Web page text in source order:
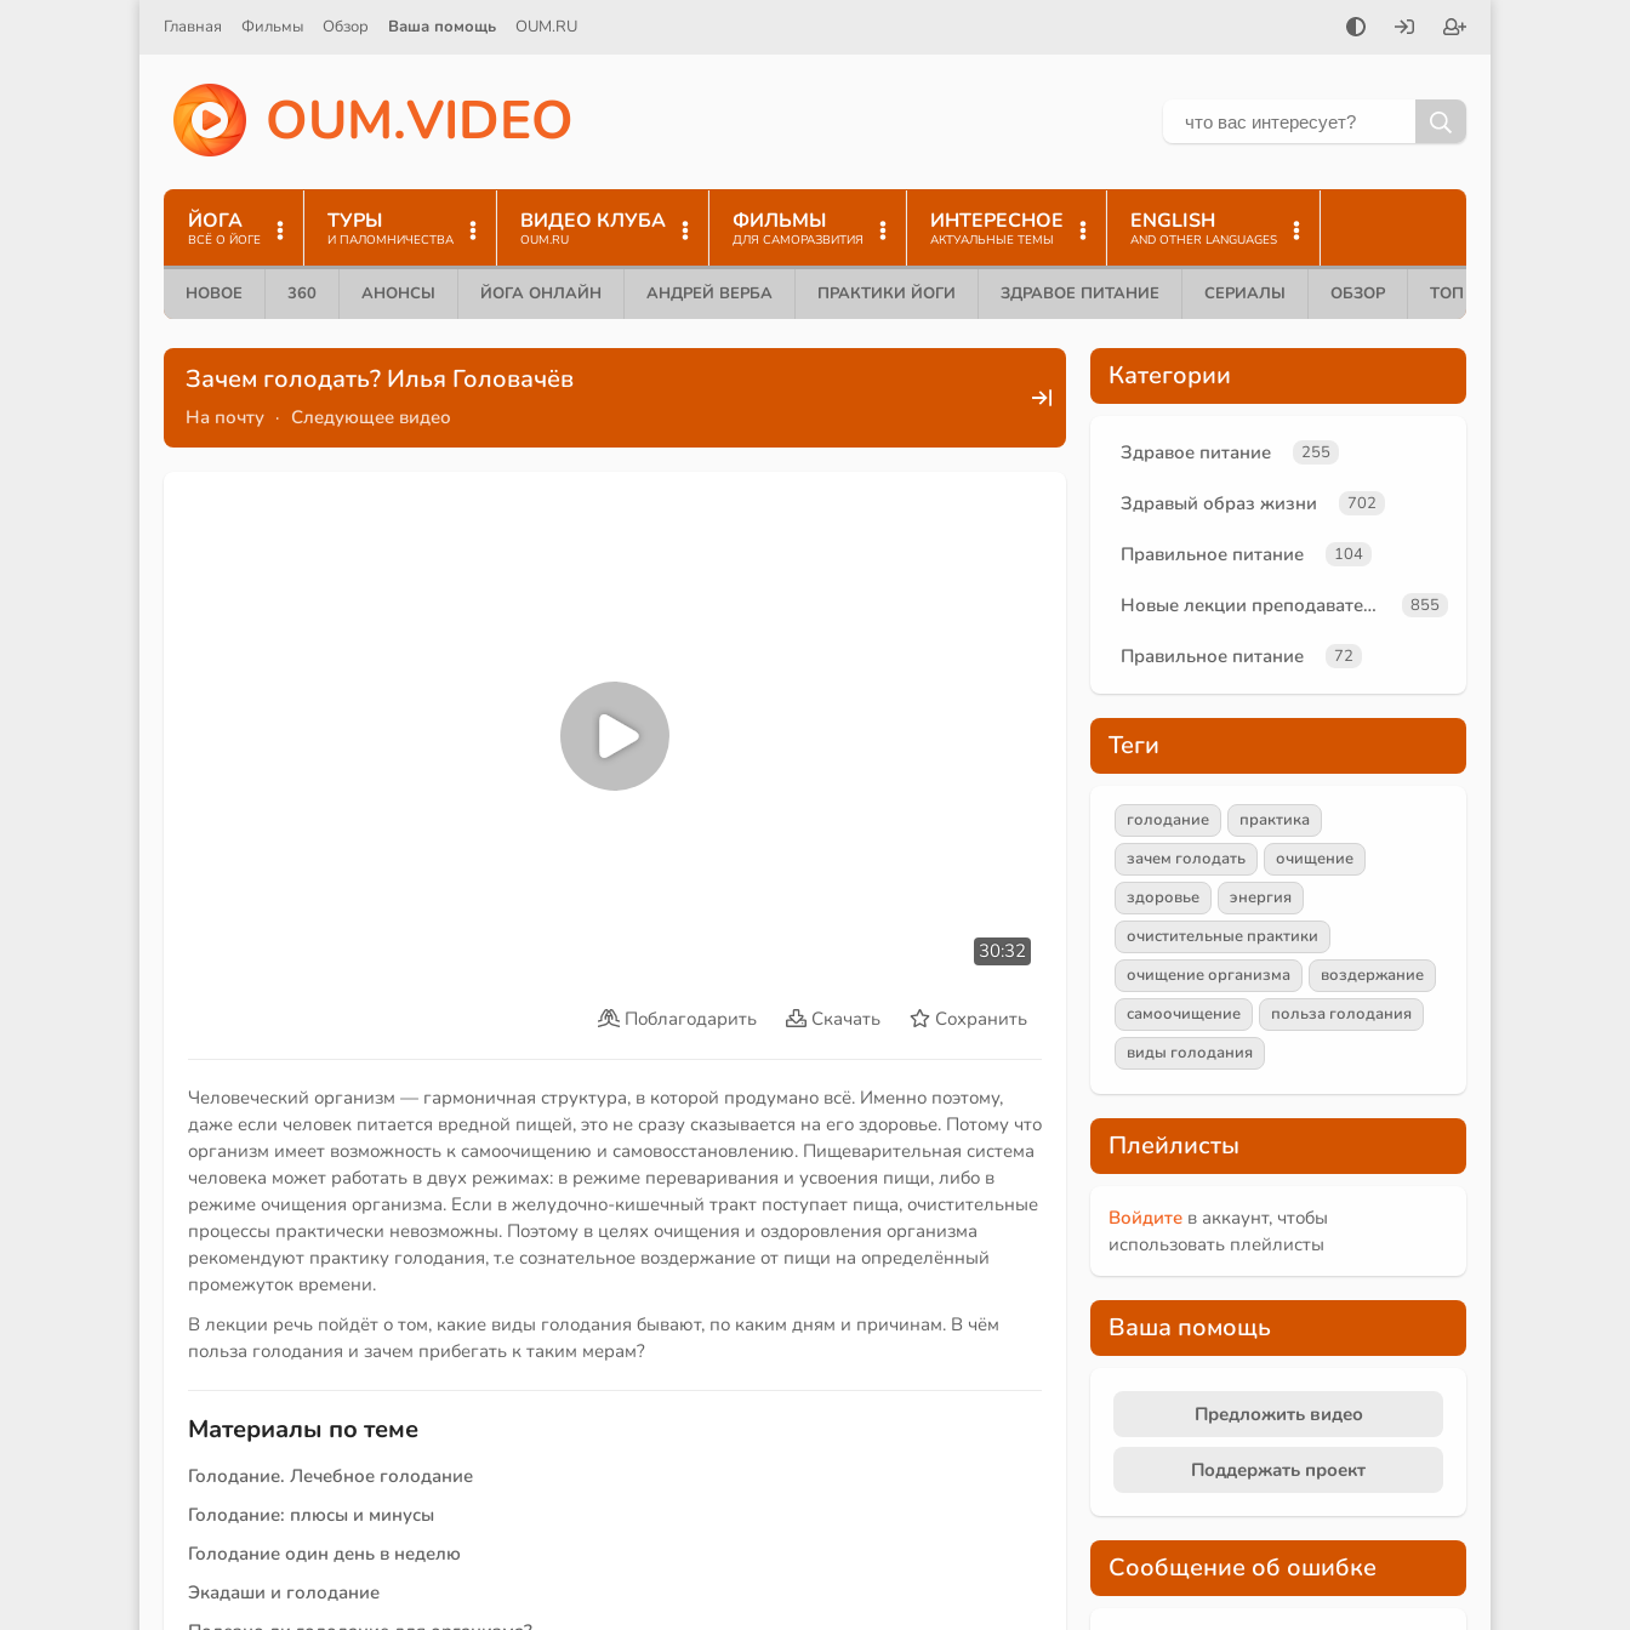
Главная Фильмы Обзор Ваша помощь OUM.RU
OUM.VIDEO
ЙОГА
ВСЁ О ЙОГЕ
ТУРЫ
И ПАЛОМНИЧЕСТВА
ВИДЕО КЛУБА
OUM.RU
ФИЛЬМЫ
ДЛЯ САМОРАЗВИТИЯ
ИНТЕРЕСНОЕ
АКТУАЛЬНЫЕ ТЕМЫ
ENGLISH
AND OTHER LANGUAGES
НОВОЕ 360 АНОНСЫ ЙОГА ОНЛАЙН АНДРЕЙ ВЕРБА ПРАКТИКИ ЙОГИ ЗДРАВОЕ ПИТАНИЕ СЕРИАЛЫ ОБЗОР ТОП 10
Зачем голодать? Илья Головачёв
На почту · Следующее видео
30:32
Поблагодарить Скачать Сохранить
Человеческий организм — гармоничная структура, в которой продумано всё. Именно поэтому,
даже если человек питается вредной пищей, это не сразу сказывается на его здоровье. Потому что
организм имеет возможность к самоочищению и самовосстановлению. Пищеварительная система
человека может работать в двух режимах: в режиме переваривания и усвоения пищи, либо в
режиме очищения организма. Если в желудочно-кишечный тракт поступает пища, очистительные
процессы практически невозможны. Поэтому в целях очищения и оздоровления организма
рекомендуют практику голодания, т.е сознательное воздержание от пищи на определённый
промежуток времени.
В лекции речь пойдёт о том, какие виды голодания бывают, по каким дням и причинам. В чём
польза голодания и зачем прибегать к таким мерам?
Материалы по теме
Голодание. Лечебное голодание
Голодание: плюсы и минусы
Голодание один день в неделю
Экадаши и голодание
Категории
Здравое питание 255
Здравый образ жизни 702
Правильное питание 104
Новые лекции преподавателей 855
Правильное питание 72
Теги
голодание
практика
зачем голодать
очищение
здоровье
энергия
очистительные практики
очищение организма
воздержание
самоочищение
польза голодания
виды голодания
Плейлисты
Войдите в аккаунт, чтобы
использовать плейлисты
Ваша помощь
Предложить видео
Поддержать проект
Сообщение об ошибке